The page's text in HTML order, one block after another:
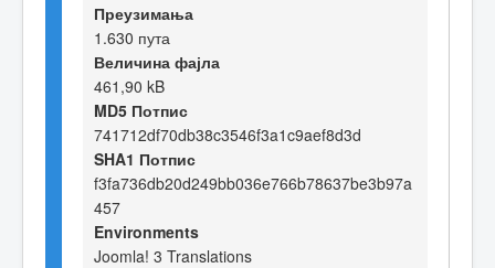
Преузимања
1.630 пута
Величина фајла
461,90 kB
MD5 Потпис
741712df70db38c3546f3a1c9aef8d3d
SHA1 Потпис
f3fa736db20d249bb036e766b78637be3b97a
457
Environments
Joomla! 3 Translations